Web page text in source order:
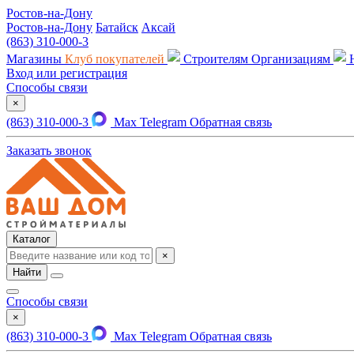
Ростов-на-Дону
Ростов-на-Дону Батайск Аксай
(863) 310-000-3
Магазины Клуб покупателей Строителям Организациям
Вход или регистрация
Способы связи
×
(863) 310-000-3 Max Telegram Обратная связь
Заказать звонок
Каталог
×
Найти
Способы связи
×
(863) 310-000-3 Max Telegram Обратная связь